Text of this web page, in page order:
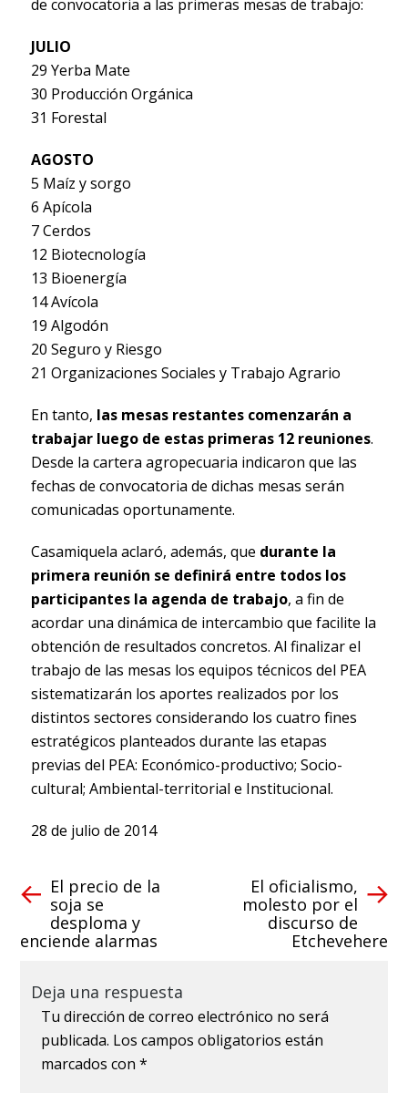
de convocatoria a las primeras mesas de trabajo:
JULIO
29 Yerba Mate
30 Producción Orgánica
31 Forestal
AGOSTO
5 Maíz y sorgo
6 Apícola
7 Cerdos
12 Biotecnología
13 Bioenergía
14 Avícola
19 Algodón
20 Seguro y Riesgo
21 Organizaciones Sociales y Trabajo Agrario
En tanto, las mesas restantes comenzarán a
trabajar luego de estas primeras 12 reuniones.
Desde la cartera agropecuaria indicaron que las
fechas de convocatoria de dichas mesas serán
comunicadas oportunamente.
Casamiquela aclaró, además, que durante la
primera reunión se definirá entre todos los
participantes la agenda de trabajo, a fin de
acordar una dinámica de intercambio que facilite la
obtención de resultados concretos. Al finalizar el
trabajo de las mesas los equipos técnicos del PEA
sistematizarán los aportes realizados por los
distintos sectores considerando los cuatro fines
estratégicos planteados durante las etapas
previas del PEA: Económico-productivo; Socio-
cultural; Ambiental-territorial e Institucional.
28 de julio de 2014
El precio de la
soja se
desploma y
enciende alarmas
El oficialismo,
molesto por el
discurso de
Etchevehere
Deja una respuesta
Tu dirección de correo electrónico no será
publicada. Los campos obligatorios están
marcados con*